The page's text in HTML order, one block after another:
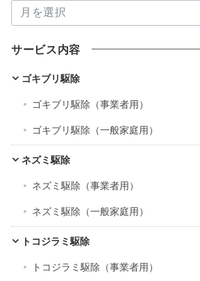
ー
カ
イ
ブ
サービス内容
ゴキブリ駆除
ゴキブリ駆除（事業者用）
ゴキブリ駆除（一般家庭用）
ネズミ駆除
ネズミ駆除（事業者用）
ネズミ駆除（一般家庭用）
トコジラミ駆除
トコジラミ駆除（事業者用）